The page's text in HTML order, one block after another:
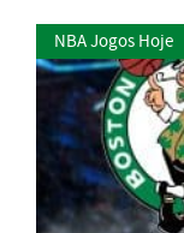
NBA Jogos Hoje